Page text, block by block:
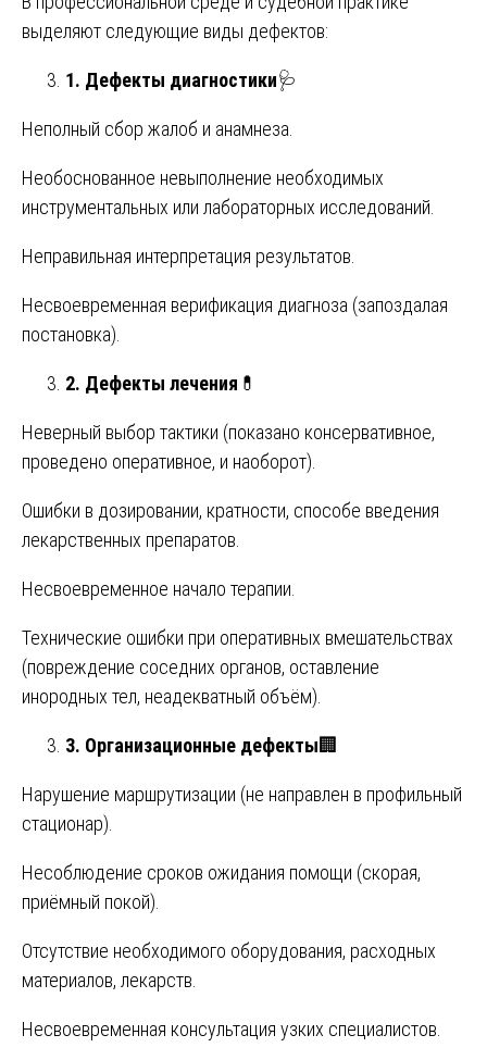
выделяют следующие виды дефектов:
1. Дефекты диагностики🩺
Неполный сбор жалоб и анамнеза.
Необоснованное невыполнение необходимых
инструментальных или лабораторных исследований.
Неправильная интерпретация результатов.
Несвоевременная верификация диагноза (запоздалая
постановка).
2. Дефекты лечения 💊
Неверный выбор тактики (показано консервативное,
проведено оперативное, и наоборот).
Ошибки в дозировании, кратности, способе введения
лекарственных препаратов.
Несвоевременное начало терапии.
Технические ошибки при оперативных вмешательствах
(повреждение соседних органов, оставление
инородных тел, неадекватный объём).
3. Организационные дефекты🏢
Нарушение маршрутизации (не направлен в профильный
стационар).
Несоблюдение сроков ожидания помощи (скорая,
приёмный покой).
Отсутствие необходимого оборудования, расходных
материалов, лекарств.
Несвоевременная консультация узких специалистов.